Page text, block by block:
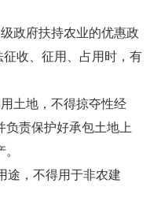
政府扶持农业的优惠政
收、征用、占用时，有
土地，不得掠夺性经
负责保护好承包土地上
途，不得用于非农建